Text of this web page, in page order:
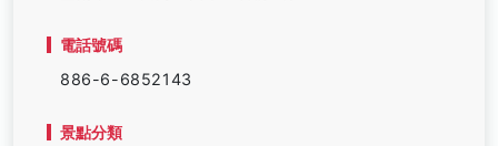
電話號碼
886-6-6852143
景點分類